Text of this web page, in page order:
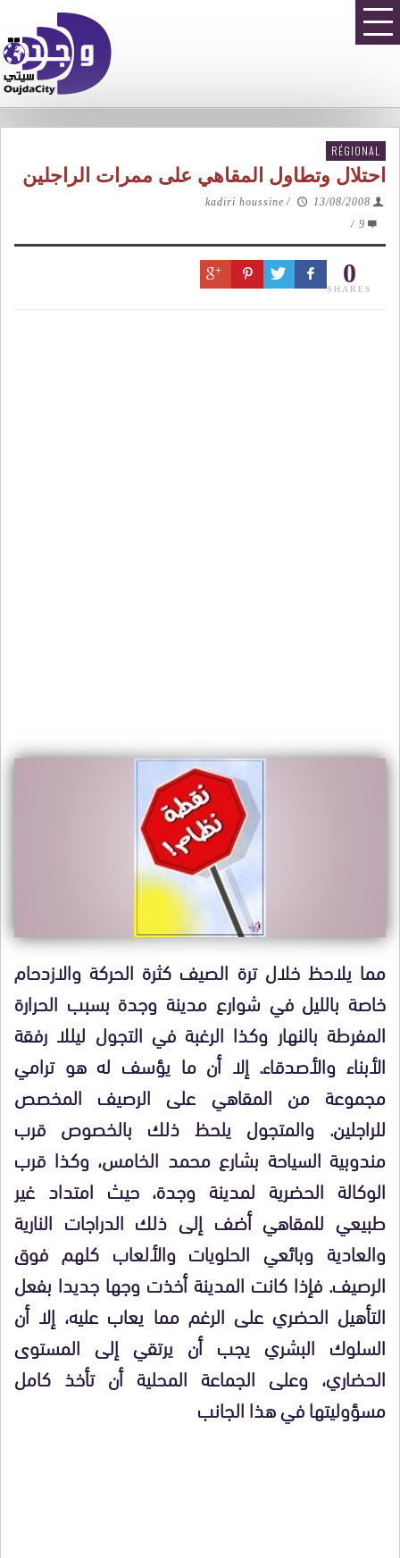
RÉGIONAL
احتلال وتطاول المقاهي على ممرات الراجلين
kadiri houssine /
13/08/2008
9
/
0
SHARES
مما يلاحظ خلال ترة الصيف كثرة الحركة والازدحام
خاصة بالليل في شوارع مدينة وجدة بسبب الحرارة
المفرطة بالنهار وكذا الرغبة في التجول ليللا رفقة
الأبناء والأصدقاء. إلا أن ما يؤسف له هو ترامي
مجموعة من المقاهي على الرصيف المخصص
للراجلين. والمتجول يلحظ ذلك بالخصوص قرب
مندوبية السياحة بشارع محمد الخامس، وكذا قرب
الوكالة الحضرية لمدينة وجدة، حيث امتداد غير
طبيعي للمقاهي أضف إلى ذلك الدراجات النارية
والعادية وبائعي الحلويات والألعاب كلهم فوق
الرصيف. فإذا كانت المدينة أخذت وجها جديدا بفعل
التأهيل الحضري على الرغم مما يعاب عليه، إلا أن
السلوك البشري يجب أن يرتقي إلى المستوى
الحضاري، وعلى الجماعة المحلية أن تأخذ كامل
مسؤوليتها في هذا الجانب